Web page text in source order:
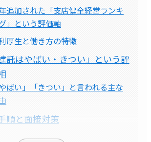
追加された「支店健全経営ランキ
」という評価軸
厚生と働き方の特徴
託はやばい・きつい」という評
やばい」「きつい」と言われる主な
順と面接対策